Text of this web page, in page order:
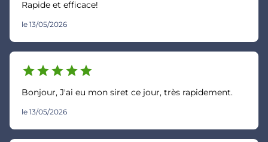
Rapide et efficace!
le 13/05/2026
starstarstarstarstar
Bonjour, J'ai eu mon siret ce jour, très rapidement.
le 13/05/2026